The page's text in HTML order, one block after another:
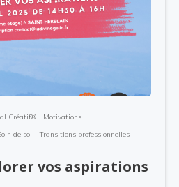
Créatif®
Motivations
de soi Transitions professionnelles
vos aspirations